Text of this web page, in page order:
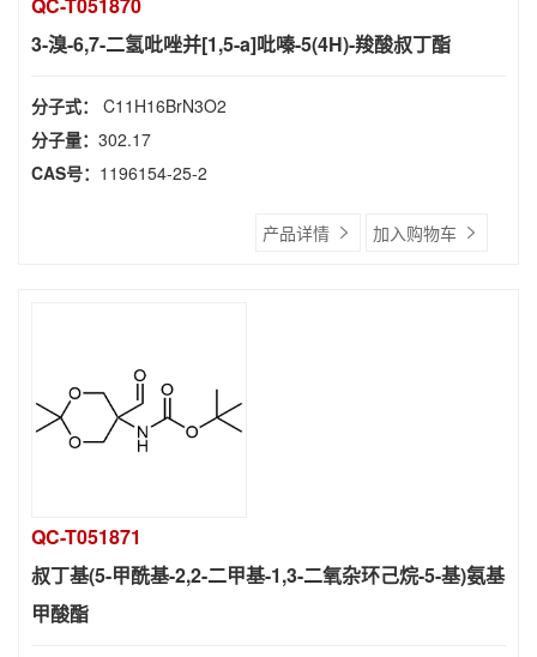
3-溴-6,7-二氢吡唑并[1,5-a]吡嗪-5(4H)-羧酸叔丁酯
分子式： C11H16BrN3O2
分子量： 302.17
CAS号： 1196154-25-2
产品详情 加入购物车
QC-T051871
叔丁基(5-甲酰基-2,2-二甲基-1,3-二氧杂环己烷-5-基)氨基
甲酸酯